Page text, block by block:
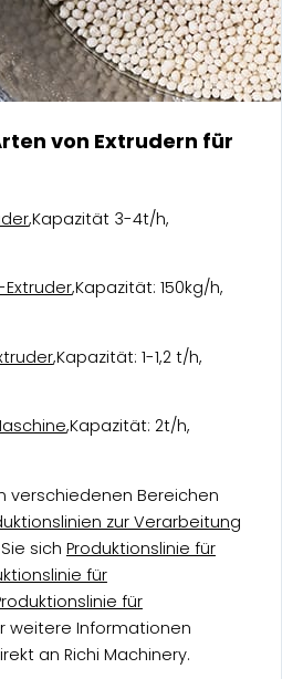
von Extrudern für
,Kapazität 3-4t/h,
,Kapazität: 150kg/h,
,Kapazität: 1-1,2 t/h,
,Kapazität: 2t/h,
verschiedenen Bereichen
zur Verarbeitung
sich Produktionslinie für
für
für
weitere Informationen
an Richi Machinery.